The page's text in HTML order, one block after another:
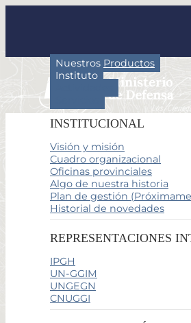
Nuestros Productos
Instituto
INSTITUCIONAL
Visión y misión
Cuadro organizacional
Oficinas provinciales
Algo de nuestra historia
Plan de gestión
Historial de novedades
REPRESENTACIONES
IPGH
UN-GGIM
UNGEGN
CNUGGI